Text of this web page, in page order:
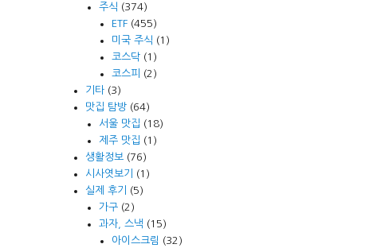
주식 (374)
ETF(455)
미국 주식 (1)
코스닥(1)
코스피
(2)
기타 (3)
맛집 탐방 (64)
서울 맛집 (18)
제주 맛집 (1)
생활정보 (76)
시사엿보기
(1)
실제 후기
(5)
가구(2)
과자, 스낵 (15)
아이스크림 (32)